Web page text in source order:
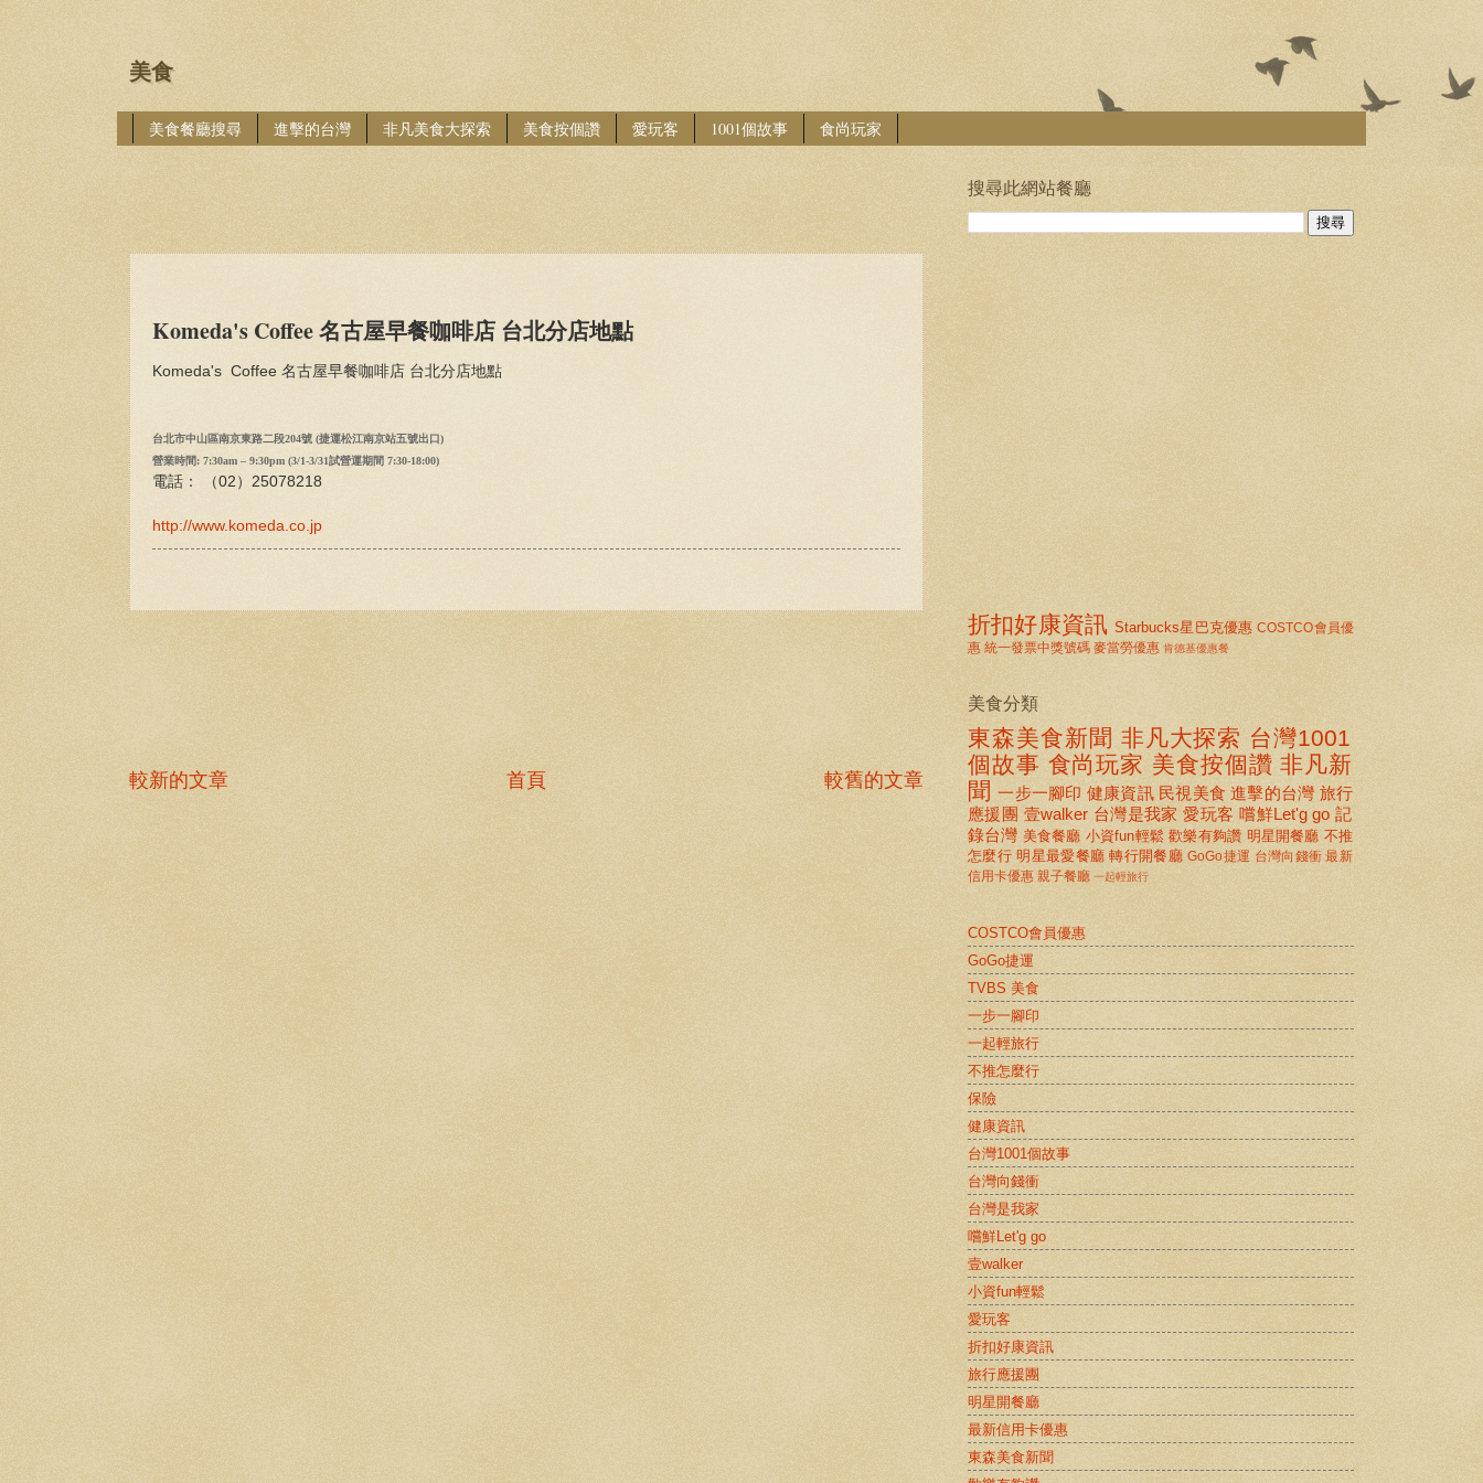
美食
美食餐廳搜尋 進擊的台灣 非凡美食大探索 美食按個讚 愛玩客 1001個故事 食尚玩家
Komeda's Coffee 名古屋早餐咖啡店 台北分店地點
Komeda's Coffee 名古屋早餐咖啡店 台北分店地點
台北市中山區南京東路二段204號 (捷運松江南京站五號出口)
營業時間: 7:30am – 9:30pm (3/1-3/31試營運期間 7:30-18:00)
電話： （02）25078218
http://www.komeda.co.jp
較新的文章 較舊的文章
首頁
搜尋此網站餐廳
折扣好康資訊 Starbucks星巴克優惠 COSTCO會員優
惠 統一發票中獎號碼 麥當勞優惠 肯德基優惠餐
美食分類
東森美食新聞 非凡大探索 台灣1001
個故事 食尚玩家 美食按個讚 非凡新
聞 一步一腳印 健康資訊 民視美食 進擊的台灣 旅行
應援團 壹walker 台灣是我家 愛玩客 嚐鮮Let'g go 記
錄台灣 美食餐廳 小資fun輕鬆 歡樂有夠讚 明星開餐廳 不推
怎麼行 明星最愛餐廳 轉行開餐廳 GoGo捷運 台灣向錢衝 最新
信用卡優惠 親子餐廳 一起輕旅行
COSTCO會員優惠
GoGo捷運
TVBS 美食
一步一腳印
一起輕旅行
不推怎麼行
保險
健康資訊
台灣1001個故事
台灣向錢衝
台灣是我家
嚐鮮Let'g go
壹walker
小資fun輕鬆
愛玩客
折扣好康資訊
旅行應援團
明星開餐廳
最新信用卡優惠
東森美食新聞